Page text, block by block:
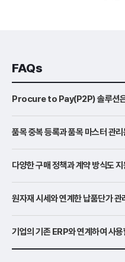
FAQs
Procure to Pay(P2P) 솔루션은
품목 중복 등록과 품목 마스터 관
다양한 구매 정책과 계약 방식도
원자재 시세와 연계한 납품단가
기업의 기존 ERP와 연계하여 사